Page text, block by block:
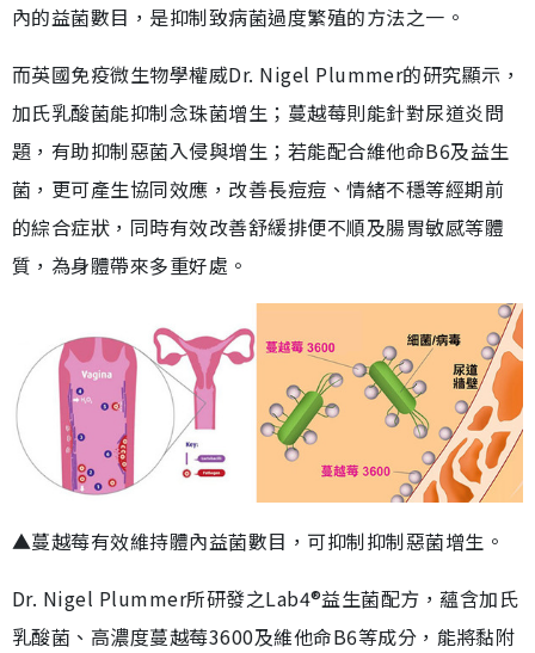
內的益菌數目，是抑制致病菌過度繁殖的方法之一。
而英國免疫微生物學權威Dr. Nigel Plummer的研究顯示，
加氏乳酸菌能抑制念珠菌增生；蔓越莓則能針對尿道炎問
題，有助抑制惡菌入侵與增生；若能配合維他命B6及益生
菌，更可產生協同效應，改善長痘痘、情緒不穩等經期前
的綜合症狀，同時有效改善舒緩排便不順及腸胃敏感等體
質，為身體帶來多重好處。
▲蔓越莓有效維持體內益菌數目，可抑制抑制惡菌增生。
Dr. Nigel Plummer所研發之Lab4®益生菌配方，蘊含加氏
乳酸菌、高濃度蔓越莓3600及維他命B6等成分，能將黏附